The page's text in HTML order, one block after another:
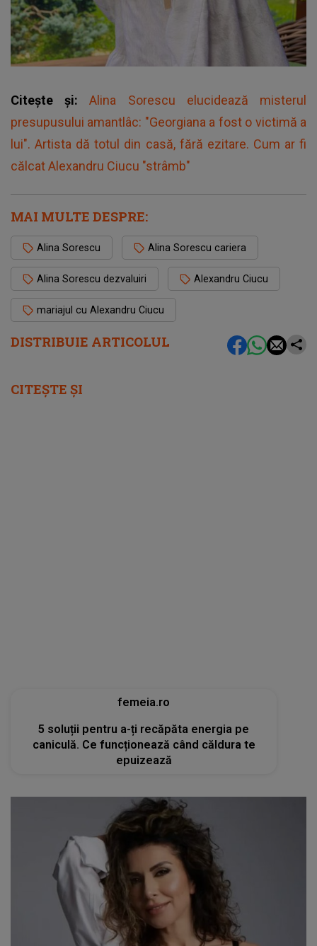
DISTRIBUIE ARTICOLUL
Citește și:Alina Sorescu elucidează misterul
presupusului amantlâc: "Georgiana a fost o victimă a
lui". Artista dă totul din casă, fără ezitare. Cum ar fi
călcat Alexandru Ciucu "strâmb"
MAI MULTE DESPRE:
Alina Sorescu Alina Sorescu cariera
Alina Sorescu dezvaluiri Alexandru Ciucu
mariajul cu Alexandru Ciucu
CITEȘTE ȘI
femeia.ro
5 soluții pentru a-ți recăpăta energia pe
caniculă. Ce funcționează când căldura te
epuizează